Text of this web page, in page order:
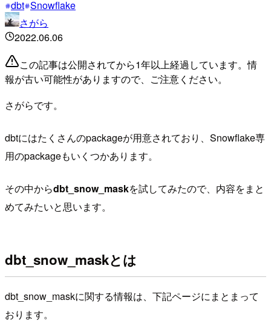
dbt Snowflake
さがら
2022.06.06
この記事は公開されてから1年以上経過しています。情
報が古い可能性がありますので、ご注意ください。
さがらです。
dbtにはたくさんのpackageが用意されており、Snowflake専
用のpackageもいくつかあります。
その中からdbt_snow_maskを試してみたので、内容をまと
めてみたいと思います。
dbt_snow_maskとは
dbt_snow_maskに関する情報は、下記ページにまとまって
おります。